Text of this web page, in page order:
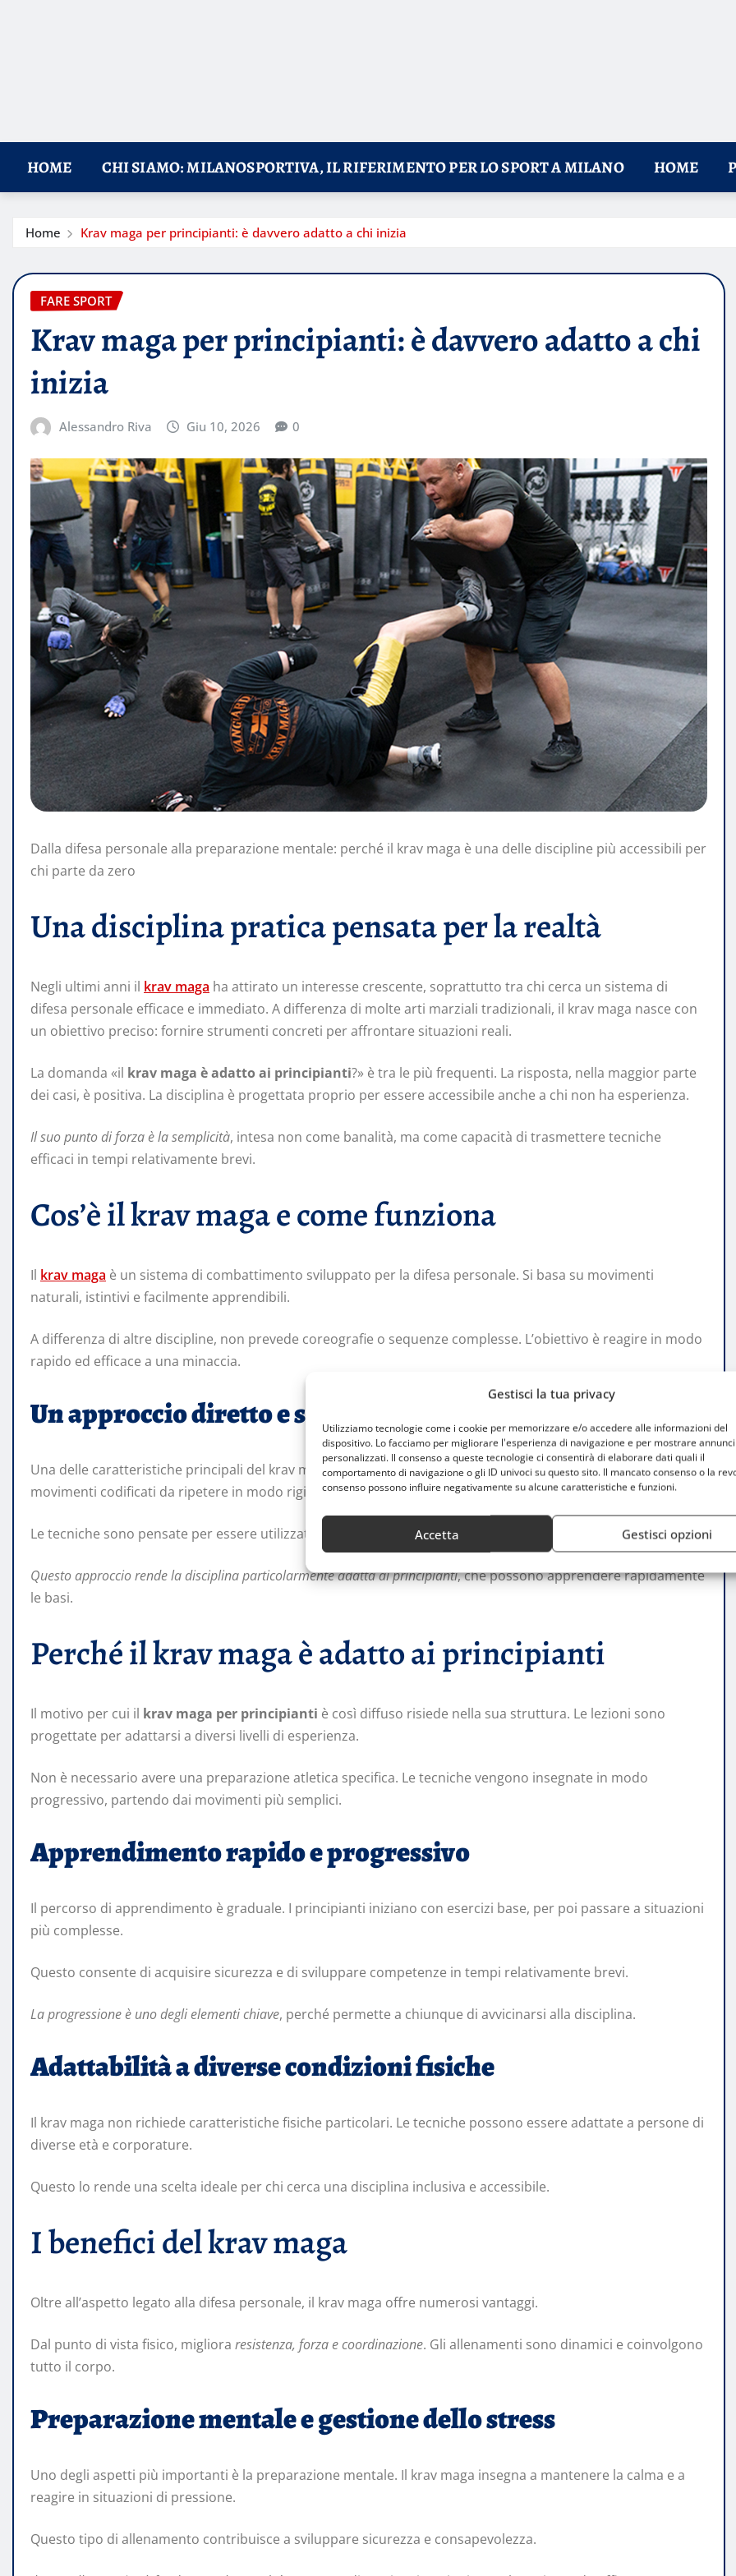
Gestisci la tua privacy
Utilizziamo tecnologie come i cookie per memorizzare e/o accedere alle informazioni del
dispositivo. Lo facciamo per migliorare l'esperienza di navigazione e per mostrare
personalizzati. Il consenso a queste tecnologie ci consentirà di elaborare dati quali il
comportamento di navigazione o gli ID univoci su questo sito. Il mancato consenso o la
consenso possono influire negativamente su alcune caratteristiche e funzioni.
Accetta Gestisci opzioni
HOME CHI SIAMO: MILANOSPORTIVA, IL RIFERIMENTO PER LO SPORT A MILANO HOME
Home Krav maga per principianti: è davvero adatto a chi inizia
FARE SPORT
Krav maga per principianti: è davvero adatto a chi
inizia
Alessandro Riva Giu 10, 2026 0
Dalla difesa personale alla preparazione mentale: perché il krav maga è una delle discipline più accessibili per
chi parte da zero
Una disciplina pratica pensata per la realtà
Negli ultimi anni il krav maga ha attirato un interesse crescente, soprattutto tra chi cerca un sistema di
difesa personale efficace e immediato. A differenza di molte arti marziali tradizionali, il krav maga nasce con
un obiettivo preciso: fornire strumenti concreti per affrontare situazioni reali.
La domanda «il krav maga è adatto ai principianti?» è tra le più frequenti. La risposta, nella maggior parte
dei casi, è positiva. La disciplina è progettata proprio per essere accessibile anche a chi non ha esperienza.
Il suo punto di forza è la semplicità, intesa non come banalità, ma come capacità di trasmettere tecniche
efficaci in tempi relativamente brevi.
Cos’è il krav maga e come funziona
Il krav maga è un sistema di combattimento sviluppato per la difesa personale. Si basa su movimenti
naturali, istintivi e facilmente apprendibili.
A differenza di altre discipline, non prevede coreografie o sequenze complesse. L’obiettivo è reagire in modo
rapido ed efficace a una minaccia.
Un approccio diretto e senza formalismi
Una delle caratteristiche principali del krav maga è l’assenza di formalismi. Non esistono rituali complessi o
movimenti codificati da ripetere in modo rigido.
Le tecniche sono pensate per essere utilizzate in contesti reali, dove il tempo di reazione è limitato.
Questo approccio rende la disciplina particolarmente adatta ai principianti, che possono apprendere rapidamente
le basi.
Perché il krav maga è adatto ai principianti
Il motivo per cui il krav maga per principianti è così diffuso risiede nella sua struttura. Le lezioni sono
progettate per adattarsi a diversi livelli di esperienza.
Non è necessario avere una preparazione atletica specifica. Le tecniche vengono insegnate in modo
progressivo, partendo dai movimenti più semplici.
Apprendimento rapido e progressivo
Il percorso di apprendimento è graduale. I principianti iniziano con esercizi base, per poi passare a situazioni
più complesse.
Questo consente di acquisire sicurezza e di sviluppare competenze in tempi relativamente brevi.
La progressione è uno degli elementi chiave, perché permette a chiunque di avvicinarsi alla disciplina.
Adattabilità a diverse condizioni fisiche
Il krav maga non richiede caratteristiche fisiche particolari. Le tecniche possono essere adattate a persone di
diverse età e corporature.
Questo lo rende una scelta ideale per chi cerca una disciplina inclusiva e accessibile.
I benefici del krav maga
Oltre all’aspetto legato alla difesa personale, il krav maga offre numerosi vantaggi.
Dal punto di vista fisico, migliora resistenza, forza e coordinazione. Gli allenamenti sono dinamici e coinvolgono
tutto il corpo.
Preparazione mentale e gestione dello stress
Uno degli aspetti più importanti è la preparazione mentale. Il krav maga insegna a mantenere la calma e a
reagire in situazioni di pressione.
Questo tipo di allenamento contribuisce a sviluppare sicurezza e consapevolezza.